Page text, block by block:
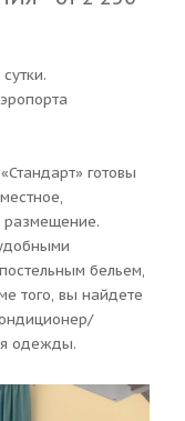
готовы
размещение.
бельем,
того, вы найдете
одежды.